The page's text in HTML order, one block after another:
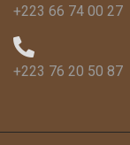
+223 66 74 00 27
+223 76 20 50 87